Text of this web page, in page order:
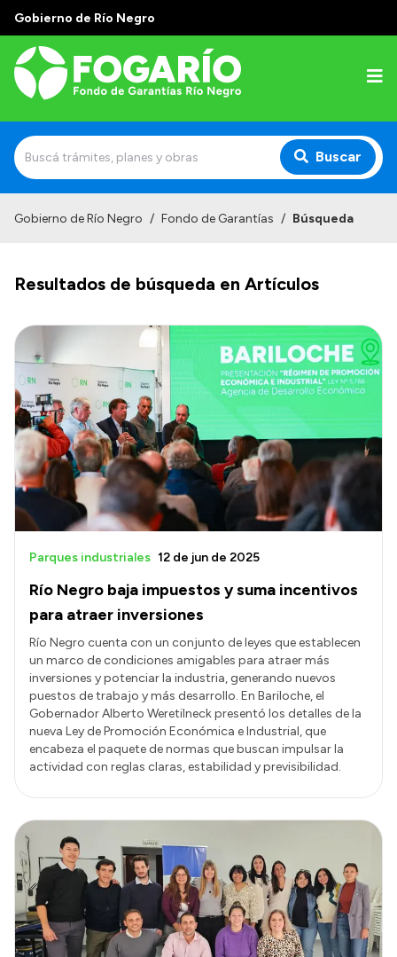
Gobierno de Río Negro
Buscar
¿Quiénes somos?
¿Qué hacemos?
Líneas Garantizadas
Tu garantía
Contactos
Gobierno de Río Negro / Fondo de Garantías / Búsqueda
Resultados de búsqueda en Artículos
Río Negro baja impuestos y suma incentivos
para atraer inversiones
Parques industriales 12 de jun de 2025
Río Negro cuenta con un conjunto de leyes que establecen
un marco de condiciones amigables para atraer más
inversiones y potenciar la industria, generando nuevos
puestos de trabajo y más desarrollo. En Bariloche, el
Gobernador Alberto Weretilneck presentó los detalles de la
nueva Ley de Promoción Económica e Industrial, que
encabeza el paquete de normas que buscan impulsar la
actividad con reglas claras, estabilidad y previsibilidad.